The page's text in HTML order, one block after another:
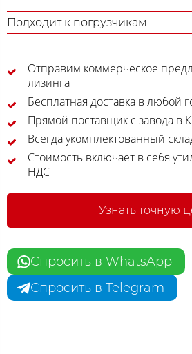
Подходит к погрузчикам
Отправим коммерческое
лизинга
Бесплатная доставка в любой
Прямой поставщик с завода в
Всегда укомплектованный
Стоимость включает в себя
НДС
Узнать точную
Спросить в WhatsApp
Спросить в Telegram